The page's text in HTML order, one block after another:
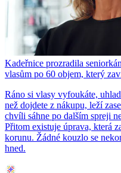
Kadeřnice prozradila
vlasům po 60 objem, který
Ráno si vlasy vyfoukáte,
než dojdete z nákupu, leží
chvíli sáhne po dalším spreji
Přitom existuje úprava, která
korunu. Žádné kouzlo se
hned.